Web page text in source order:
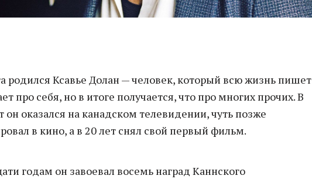
родился Ксавье Долан — человек, который всю жизнь пишет
про себя, но в итоге получается, что про многих прочих. В
он оказался на канадском телевидении, чуть позже
в кино, а в 20 лет снял свой первый фильм.
годам он завоевал восемь наград Каннского